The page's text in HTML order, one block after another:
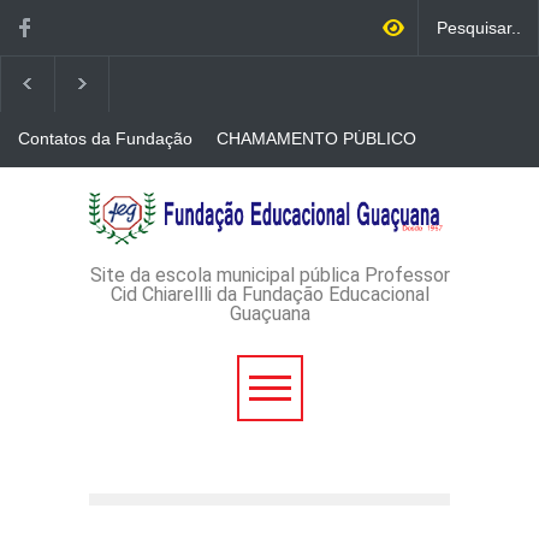
Contatos da Fundação
CHAMAMENTO PÚBLICO
CREDENCIAMENTO DE
IMPRESSOS
AVISO DE DISPENSA DE
LICITAÇÃO - DISPENSA DE
LICITAÇÃO Nº 53/2026-
ADMINISTRATIVO Nº
Site da escola municipal pública Professor
Cid Chiarellli da Fundação Educacional
Guaçuana